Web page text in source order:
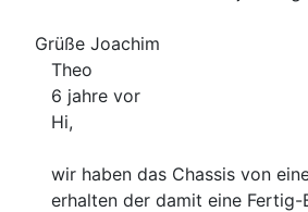
Grüße Joachim
Theo
6 jahre vor
Hi,
wir haben das Chassis von
erhalten der damit eine